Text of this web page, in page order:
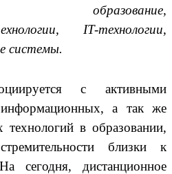
образование,
IT-технологии,
системы.
с активными
информационных, а так же
технологий в образовании,
близки к
дистанционное